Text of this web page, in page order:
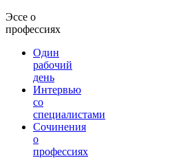
Эссе о
профессиях
Один
рабочий
день
Интервью
со
специалистами
Сочинения
о
профессиях